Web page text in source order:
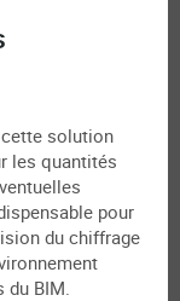
solution
les quantités
pour
du chiffrage
du BIM.